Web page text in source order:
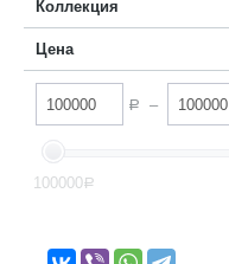
Коллекция
Цена
Р –
100000Р